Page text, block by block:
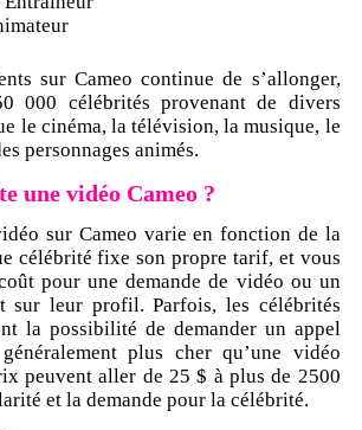
sur Cameo continue de s’allonger,
000 célébrités provenant de divers
le cinéma, la télévision, la musique, le
personnages animés.
une vidéo Cameo ?
sur Cameo varie en fonction de la
célébrité fixe son propre tarif, et vous
pour une demande de vidéo ou un
sur leur profil. Parfois, les célébrités
la possibilité de demander un appel
plus cher qu’une vidéo
peuvent aller de 25 $ à plus de 2500
et la demande pour la célébrité.